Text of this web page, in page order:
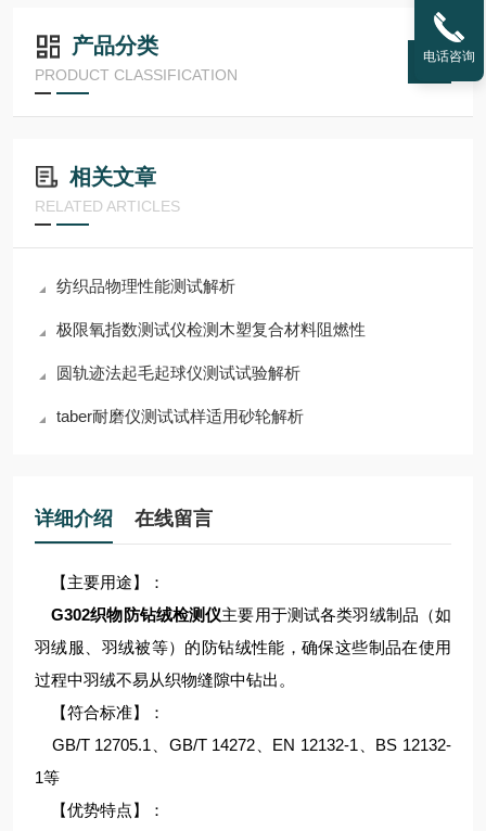
产品分类
PRODUCT CLASSIFICATION
相关文章
RELATED ARTICLES
纺织品物理性能测试解析
极限氧指数测试仪检测木塑复合材料阻燃性
圆轨迹法起毛起球仪测试试验解析
taber耐磨仪测试试样适用砂轮解析
详细介绍 在线留言
【主要用途】：
G302织物防钻绒检测仪主要用于测试各类羽绒制品（如
羽绒服、羽绒被等）的防钻绒性能，确保这些制品在使用
过程中羽绒不易从织物缝隙中钻出。
【符合标准】：
GB/T 12705.1、GB/T 14272、EN 12132-1、BS 12132-
1等
【优势特点】：
电话咨询